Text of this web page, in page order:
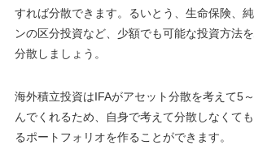
すれば分散できます。るいとう、生命保険、
ンの区分投資など、少額でも可能な投資方法
分散しましょう。
海外積立投資はIFAがアセット分散を考えて5
んでくれるため、自身で考えて分散しなくて
るポートフォリオを作ることができます。